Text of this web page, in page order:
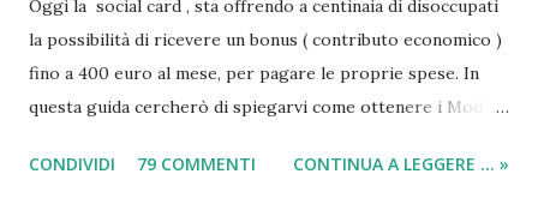
Oggi la social card , sta offrendo a centinaia di disoccupati
la possibilità di ricevere un bonus ( contributo economico )
fino a 400 euro al mese, per pagare le proprie spese. In
questa guida cercherò di spiegarvi come ottenere i Moduli
(per il sussidio di 400 euro al mese per nucleo familiare),
CONDIVIDI 79 COMMENTI CONTINUA A LEGGERE ... »